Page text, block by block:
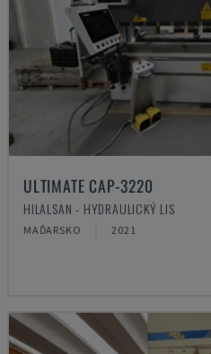
ULTIMATE CAP-3220
HILALSAN - HYDRAULICKÝ LIS
MAĎARSKO 2021